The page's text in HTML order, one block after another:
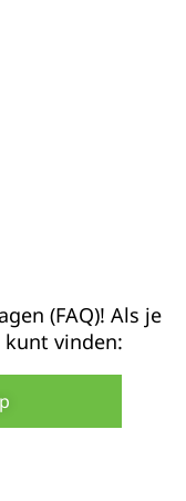
(FAQ)! Als je
vinden: